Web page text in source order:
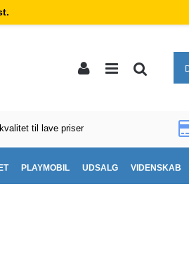
til lave priser
PLAYMOBIL UDSALG VIDENSKAB